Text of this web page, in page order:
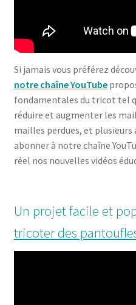
Si jamais vous préférez
notre chaîne YouTube
fondamentales du tricot tel
réduire et augmenter les
mailles perdues, et plusieurs
abonner à notre chaîne
réel nos nouvelles vidéos
Un projet facile et
tricoter des